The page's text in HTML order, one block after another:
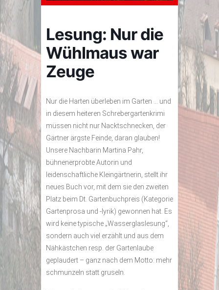
Lesung: Nur die
Wühlmaus war
Zeuge
Nur die Harten überleben im Garten … und
in diesem heiteren Schrebergartenkrimi
müssen nicht nur Nacktschnecken, der
Gärtner ärgste Feinde, daran glauben!
Unsere Nachbarin Martina Pahr,
bühnenerprobte Autorin und
leidenschaftliche Kleingärtnerin, stellt ihr
neues Buch vor, mit dem sie den zweiten
Platz beim Dt. Gartenbuchpreis (Kategorie
Gartenprosa und -lyrik) gewonnen hat. Es
wird keine typische „Wasserglaslesung“,
sondern auch viel erzählt und aus dem
Nähkästchen resp. der Gartenlaube
geplaudert – ganz nach dem Motto: mehr
schmunzeln statt gruseln.